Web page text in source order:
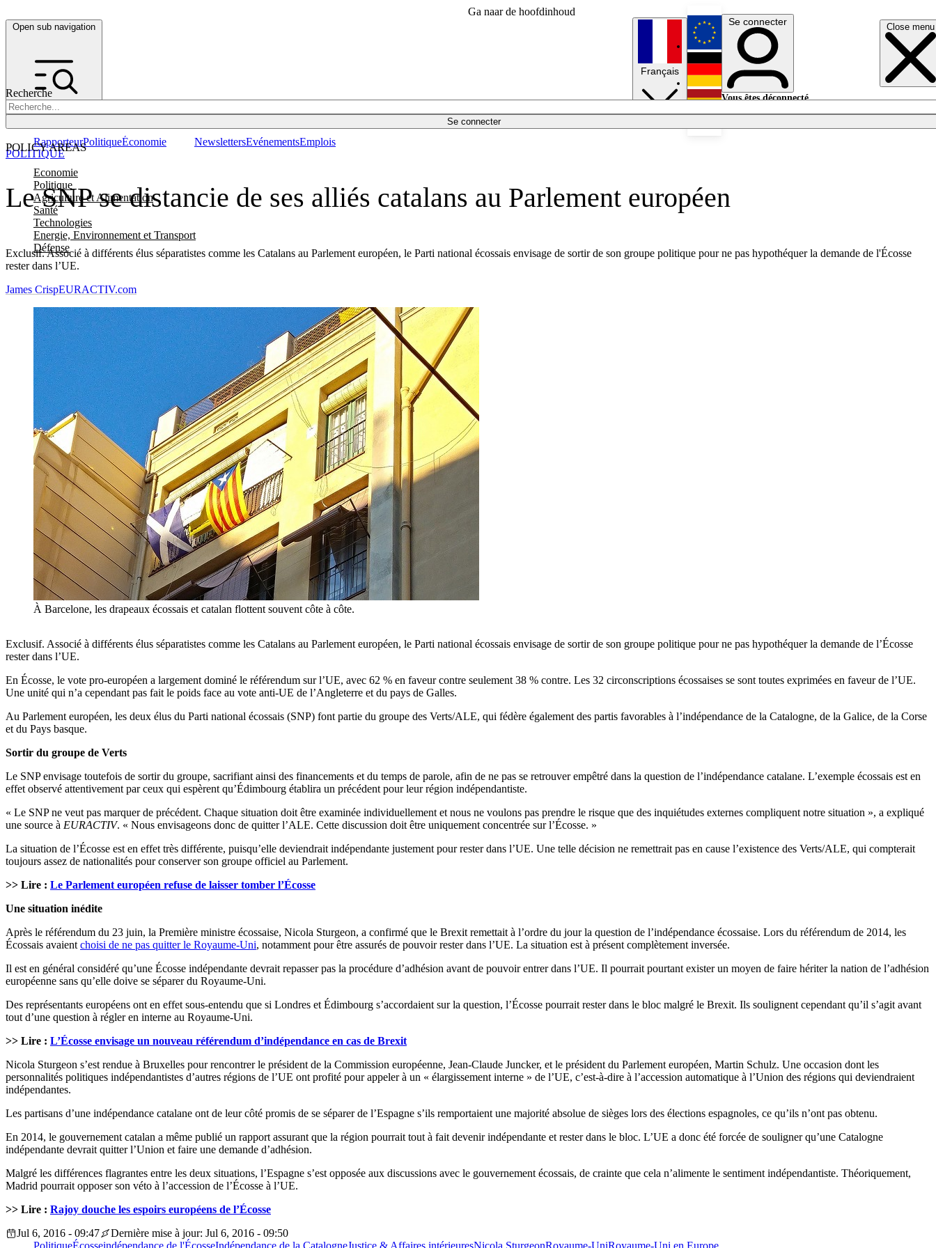
Ga naar de hoofdinhoud
Open sub navigation Close menu
Recherche
Se connecter
POLICY AREAS
Economie
Politique
Agriculture et Alimentation
Santé
Technologies
Energie, Environnement et Transport
Défense
RapporteurPolitiqueÉconomie NewslettersEvénementsEmplois
Français
English
Deutsch
Se connecter
Vous êtes déconnecté.
Le SNP se distancie de ses alliés catalans au Parlement européen
Exclusif. Associé à différents élus séparatistes comme les Catalans au Parlement européen, le Parti national écossais envisage de sortir de son groupe politique pour ne pas hypothéquer la demande de l'Écosse
rester dans l’UE.
POLITIQUE
James CrispEURACTIV.com
À Barcelone, les drapeaux écossais et catalan flottent souvent côte à côte.
Exclusif. Associé à différents élus séparatistes comme les Catalans au Parlement européen, le Parti national écossais envisage de sortir de son groupe politique pour ne pas hypothéquer la demande de l’Écosse
rester dans l’UE.
En Écosse, le vote pro-européen a largement dominé le référendum sur l’UE, avec 62 % en faveur contre seulement 38 % contre. Les 32 circonscriptions écossaises se sont toutes exprimées en faveur de l’UE.
Une unité qui n’a cependant pas fait le poids face au vote anti-UE de l’Angleterre et du pays de Galles.
Au Parlement européen, les deux élus du Parti national écossais (SNP) font partie du groupe des Verts/ALE, qui fédère également des partis favorables à l’indépendance de la Catalogne, de la Galice, de la Corse
et du Pays basque.
Sortir du groupe de Verts
Le SNP envisage toutefois de sortir du groupe, sacrifiant ainsi des financements et du temps de parole, afin de ne pas se retrouver empêtré dans la question de l’indépendance catalane. L’exemple écossais est en
effet observé attentivement par ceux qui espèrent qu’Édimbourg établira un précédent pour leur région indépendantiste.
« Le SNP ne veut pas marquer de précédent. Chaque situation doit être examinée individuellement et nous ne voulons pas prendre le risque que des inquiétudes externes compliquent notre situation », a expliqué
une source à EURACTIV. « Nous envisageons donc de quitter l’ALE. Cette discussion doit être uniquement concentrée sur l’Écosse. »
La situation de l’Écosse est en effet très différente, puisqu’elle deviendrait indépendante justement pour rester dans l’UE. Une telle décision ne remettrait pas en cause l’existence des Verts/ALE, qui compterait
toujours assez de nationalités pour conserver son groupe officiel au Parlement.
>> Lire : Le Parlement européen refuse de laisser tomber l’Écosse
Une situation inédite
Après le référendum du 23 juin, la Première ministre écossaise, Nicola Sturgeon, a confirmé que le Brexit remettait à l’ordre du jour la question de l’indépendance écossaise. Lors du référendum de 2014, les
Écossais avaient choisi de ne pas quitter le Royaume-Uni, notamment pour être assurés de pouvoir rester dans l’UE. La situation est à présent complètement inversée.
Il est en général considéré qu’une Écosse indépendante devrait repasser pas la procédure d’adhésion avant de pouvoir entrer dans l’UE. Il pourrait pourtant exister un moyen de faire hériter la nation de l’adhésion
européenne sans qu’elle doive se séparer du Royaume-Uni.
Des représentants européens ont en effet sous-entendu que si Londres et Édimbourg s’accordaient sur la question, l’Écosse pourrait rester dans le bloc malgré le Brexit. Ils soulignent cependant qu’il s’agit avant
tout d’une question à régler en interne au Royaume-Uni.
>> Lire : L’Écosse envisage un nouveau référendum d’indépendance en cas de Brexit
Nicola Sturgeon s’est rendue à Bruxelles pour rencontrer le président de la Commission européenne, Jean-Claude Juncker, et le président du Parlement européen, Martin Schulz. Une occasion dont les
personnalités politiques indépendantistes d’autres régions de l’UE ont profité pour appeler à un « élargissement interne » de l’UE, c’est-à-dire à l’accession automatique à l’Union des régions qui deviendraient
indépendantes.
Les partisans d’une indépendance catalane ont de leur côté promis de se séparer de l’Espagne s’ils remportaient une majorité absolue de sièges lors des élections espagnoles, ce qu’ils n’ont pas obtenu.
En 2014, le gouvernement catalan a même publié un rapport assurant que la région pourrait tout à fait devenir indépendante et rester dans le bloc. L’UE a donc été forcée de souligner qu’une Catalogne
indépendante devrait quitter l’Union et faire une demande d’adhésion.
Malgré les différences flagrantes entre les deux situations, l’Espagne s’est opposée aux discussions avec le gouvernement écossais, de crainte que cela n’alimente le sentiment indépendantiste. Théoriquement,
Madrid pourrait opposer son véto à l’accession de l’Écosse à l’UE.
>> Lire : Rajoy douche les espoirs européens de l’Écosse
Jul 6, 2016 - 09:47
Dernière mise à jour: Jul 6, 2016 - 09:50